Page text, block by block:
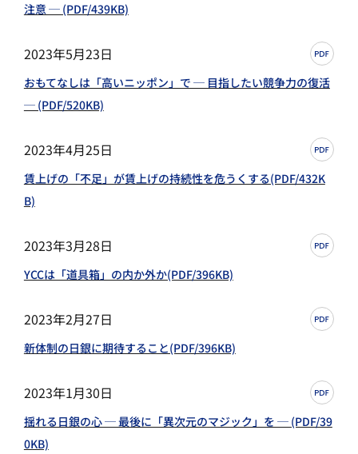
注意 ─ (PDF/439KB)
2023年5月23日
おもてなしは「高いニッポン」で ─ 目指したい競争力の復活
─ (PDF/520KB)
2023年4月25日
賃上げの「不足」が賃上げの持続性を危うくする(PDF/432K
B)
2023年3月28日
YCCは「道具箱」の内か外か(PDF/396KB)
2023年2月27日
新体制の日銀に期待すること(PDF/396KB)
2023年1月30日
揺れる日銀の心 ─ 最後に「異次元のマジック」を ─ (PDF/39
0KB)